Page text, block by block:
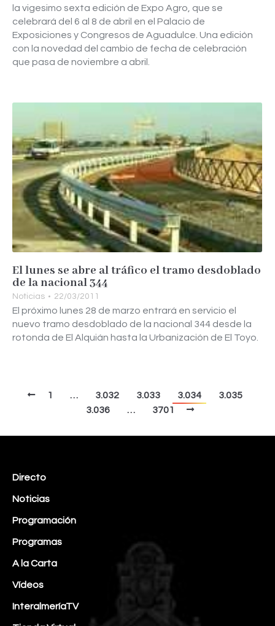
la vigesimo sexta edición de Expo Agro, que se
celebrará del 6 al 8 de abril en el Palacio de
Exposiciones y Congresos de Aguadulce. Una edición
con la novedad del cambio de fecha de celebración
que pasa de noviembre a abril.
El lunes se abre al tráfico el tramo desdoblado
de la nacional 344
Noticias 22/03/2011
El próximo lunes 28 de marzo entrará en servicio el
nuevo tramo desdoblado de la nacional 344 desde la
rotonda de El Alquián hasta la Urbanización de El Toyo.
1 … 3.032 3.033 3.034
3.035
3.036
… 3701
Directo
Noticias
Programación
Programas
A la Carta
Vídeos
InteralmeríaTV